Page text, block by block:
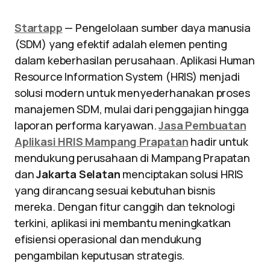
Startapp — Pengelolaan sumber daya manusia
(SDM) yang efektif adalah elemen penting
dalam keberhasilan perusahaan. Aplikasi Human
Resource Information System (HRIS) menjadi
solusi modern untuk menyederhanakan proses
manajemen SDM, mulai dari penggajian hingga
laporan performa karyawan.Jasa Pembuatan
Aplikasi HRIS Mampang Prapatan hadir untuk
mendukung perusahaan di Mampang Prapatan
danJakarta Selatan menciptakan solusi HRIS
yang dirancang sesuai kebutuhan bisnis
mereka. Dengan fitur canggih dan teknologi
terkini, aplikasi ini membantu meningkatkan
efisiensi operasional dan mendukung
pengambilan keputusan strategis.